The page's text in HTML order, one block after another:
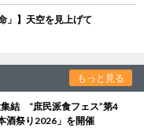
」】天空を見上げて
もっと見る
結 “庶民派食フェス”第4
酒祭り2026」を開催